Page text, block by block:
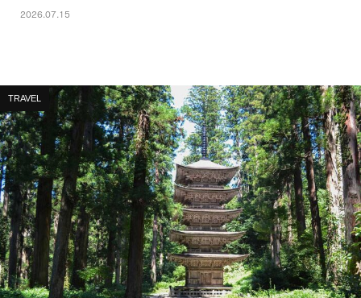
2026.07.15
TRAVEL